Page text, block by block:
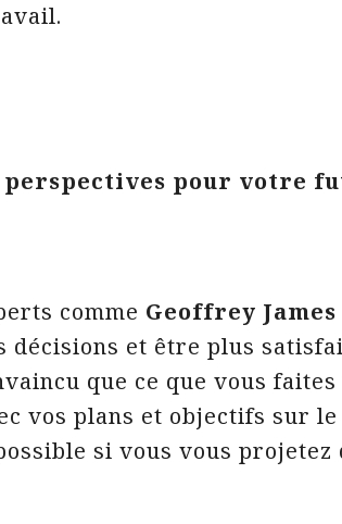
perspectives pour votre
comme Geoffrey James
décisions et être plus
que ce que vous
vos plans et objectifs sur
si vous vous projetez